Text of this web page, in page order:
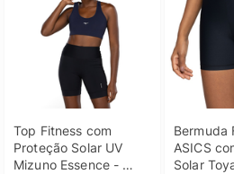
Top Fitness com
Proteção Solar UV
Mizuno Essence -
Bermuda
ASICS
Solar